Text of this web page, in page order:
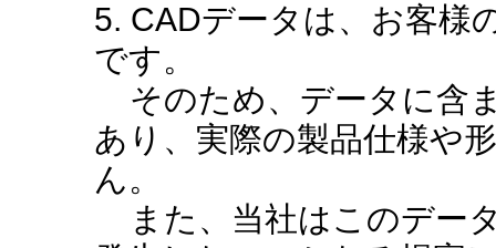
5. CADデータは、お客様
です。
そのため、データに含
あり、実際の製品仕様や
ん。
また、当社はこのデー